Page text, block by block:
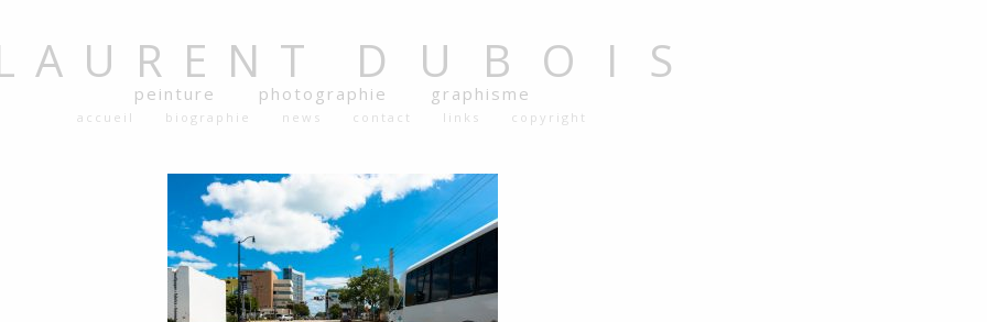
DUBOIS
peinture photographie graphisme
accueil biographie news contact links copyright